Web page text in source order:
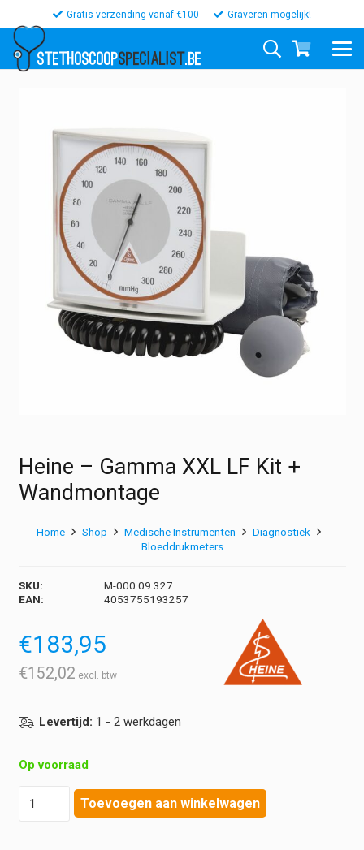
Gratis verzending vanaf €100 Graveren mogelijk!
STETHOSCOOPSPECIALIST.BE
Heine – Gamma XXL LF Kit +
Wandmontage
Home Shop Medische Instrumenten
Diagnostiek
Bloeddrukmeters
SKU:
M-000.09.327
EAN:
4053755193257
€183,95
€152,02
Levertijd: 1 - 2 werkdagen
Op voorraad
Toevoegen aan winkelwagen